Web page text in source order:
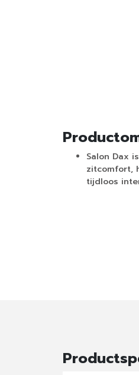
Salon Dax
zitcomfort,
tijdloos